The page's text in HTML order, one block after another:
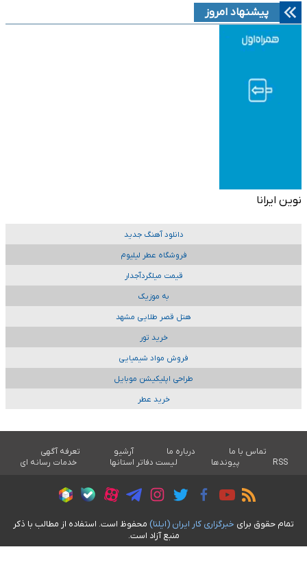
پیشنهاد امروز
نوین ایرانا
دانلود آهنگ جدید
فروشگاه عطر لیلیوم
قیمت میلگردآجدار
به موزیک
هتل قصر طلایی مشهد
خرید تور
فروش مواد شیمیایی
طراحی اپلیکیشن موبایل
خرید عطر
تماس با ما درباره ما آرشیو
تعرفه آگهی
RSS
پیوندها لیست دفاتر استانها خدمات رسانه ای
تمام حقوق برای خبرگزاری کار ايران (ايلنا) محفوظ است. استفاده از مطالب با ذکر
منبع آزاد است.